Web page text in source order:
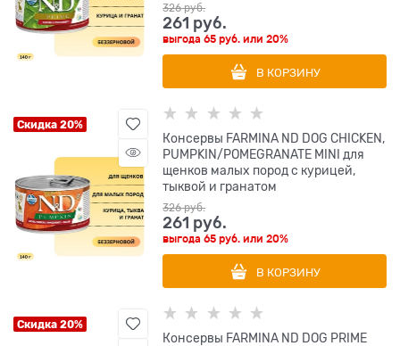
326 руб.
261 руб.
выгода65 руб. или20%
В КОРЗИНУ
Скидка 20%
Консервы FARMINA ND DOG CHICKEN,
PUMPKIN/POMEGRANATE MINI для
щенков малых пород с курицей,
тыквой и гранатом
326 руб.
261 руб.
выгода65 руб. или20%
В КОРЗИНУ
Скидка 20%
Консервы FARMINA ND DOG PRIME